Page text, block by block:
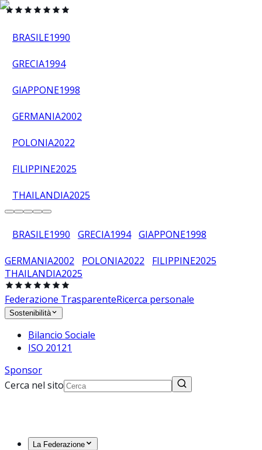
BRASILE1990
GRECIA1994
GIAPPONE1998
GERMANIA2002
POLONIA2022
FILIPPINE2025
THAILANDIA2025
BRASILE1990 GRECIA1994 GIAPPONE1998
GERMANIA2002 POLONIA2022 FILIPPINE2025
THAILANDIA2025
Federazione TrasparenteRicerca personale
Sostenibilità
Bilancio Sociale
ISO 20121
Sponsor
Cerca nel sito
La Federazione